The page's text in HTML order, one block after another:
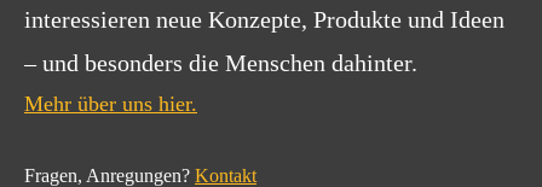
interessieren neue Konzepte, Produkte und Ideen
– und besonders die Menschen dahinter.
Mehr über uns hier.
Fragen, Anregungen? Kontakt